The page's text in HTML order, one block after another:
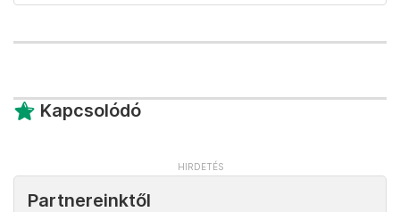
Kapcsolódó
Partnereinktől